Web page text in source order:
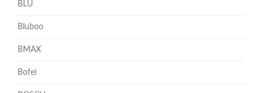
BLU
Bluboo
BMAX
Bofei